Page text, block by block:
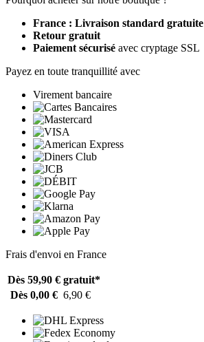
France : Livraison standard gratuite
Retour gratuit
Paiement sécurisé avec cryptage SSL
Payez en toute tranquillité avec
Virement bancaire
Frais d'envoi en France
Dès 59,90 € gratuit*
Dès 0,00 € 6,90 €